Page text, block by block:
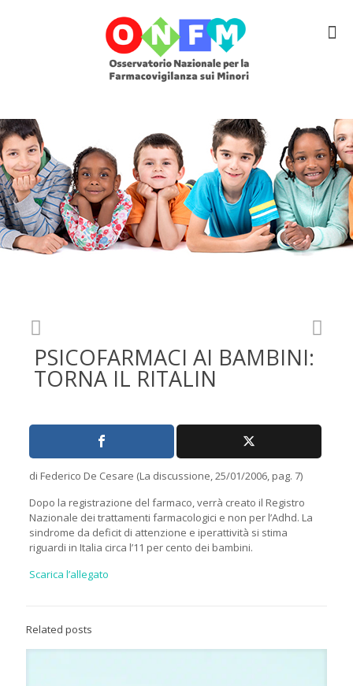
PSICOFARMACI AI BAMBINI:
TORNA IL RITALIN
di Federico De Cesare (La discussione, 25/01/2006, pag. 7)
Dopo la registrazione del farmaco, verrà creato il Registro
Nazionale dei trattamenti farmacologici e non per l’Adhd. La
sindrome da deficit di attenzione e iperattività si stima
riguardi in Italia circa l’11 per cento dei bambini.
Scarica l’allegato
Related posts